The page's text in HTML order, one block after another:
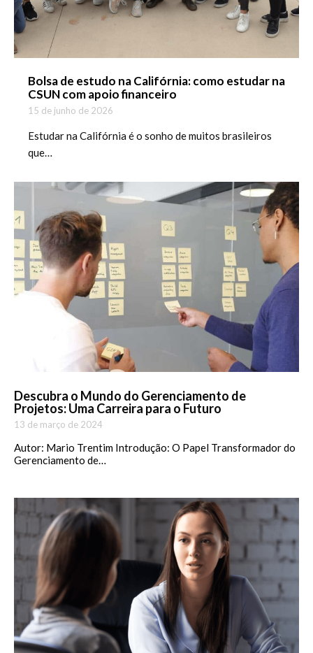
Bolsa de estudo na Califórnia: como estudar na
CSUN com apoio financeiro
15 de junho de 2026
Estudar na Califórnia é o sonho de muitos brasileiros
que…
Descubra o Mundo do Gerenciamento de
Projetos: Uma Carreira para o Futuro
13 de março de 2024
Autor: Mario Trentim Introdução: O Papel Transformador do
Gerenciamento de…